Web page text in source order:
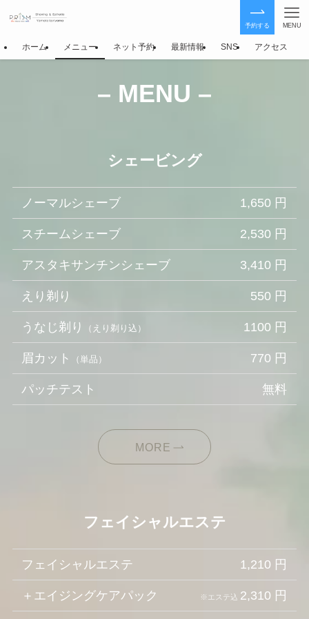
予約する MENU
ホーム メニュー ネット予約 最新情報 SNS アクセス
– MENU –
シェービング
ノーマルシェーブ 1,650 円
スチームシェーブ 2,530 円
アスタキサンチンシェーブ 3,410 円
えり剃り 550 円
うなじ剃り （えり剃り込） 1100 円
眉カット （単品） 770 円
パッチテスト 無料
MORE
フェイシャルエステ
フェイシャルエステ 1,210 円
＋エイジングケアパック ※エステ込 2,310 円